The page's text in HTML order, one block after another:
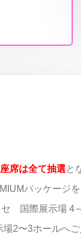
席は全て抽選 と
パッケージ
国際展示場 4
2〜3ホールへご